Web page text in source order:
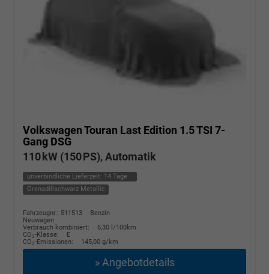
Volkswagen Touran Last Edition 1.5 TSI 7-
Gang DSG
110 kW (150 PS), Automatik
unverbindliche Lieferzeit: 14 Tage
Grenadillschwarz Metallic
Fahrzeugnr.: 511513
Benzin
Neuwagen
Verbrauch kombiniert:
6,30 l/100km
CO2-Klasse:
E
CO2-Emissionen: 145,00 g/km
» Angebotdetails